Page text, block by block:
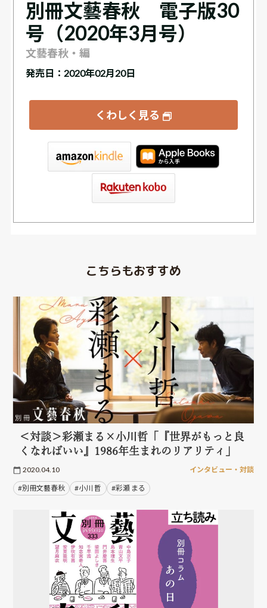
別冊文藝春秋 電子版30
号（2020年3月号）
文藝春秋・編
発売日：2020年02月20日
くわしく見る
こちらもおすすめ
＜対談＞彩瀬まる×小川哲「『世界がもっと良
くなればいい』1986年生まれのリアリティ」
2020.04.10 インタビュー・対談
#別冊文藝春秋 #小川 哲 #彩瀬 まる